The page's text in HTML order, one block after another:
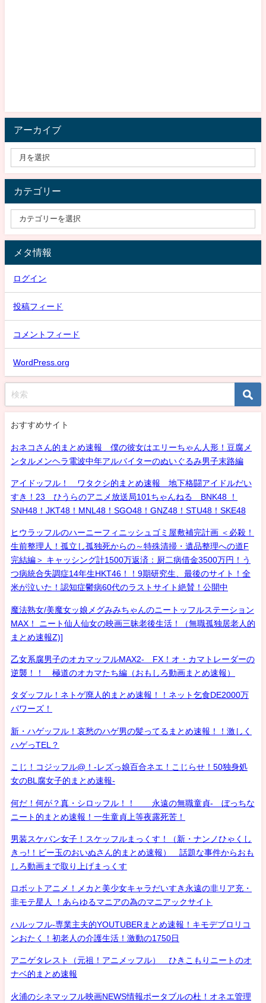
アーカイブ
カテゴリー
メタ情報
ログイン
投稿フィード
コメントフィード
WordPress.org
おすすめサイト
おネコさん的まとめ速報 僕の彼女はエリーちゃん人形！豆腐メ
ンタルメンヘラ電波中年アルバイターのぬいぐるみ男子末路編
アイドッフル！ ワタクシ的まとめ速報 地下格闘アイドルだい
すき！23 ひうらのアニメ放送局101ちゃんねる BNK48 ！
SNH48！JKT48！MNL48！SGO48！GNZ48！STU48！SKE48
ヒウラッフルのハーニーフィニッシュゴミ屋敷補完計画 ＜必殺！
生前整理人！孤立し孤独死からの～特殊清掃・遺品整理への道F
完結編＞ キャッシング計1500万返済：厨二病借金3500万円！う
つ病統合失調症14年生HKT46！！9期研究生、最後のサイト！全
米が泣いた！認知症鬱病60代のラストサイト絶賛！公開中
魔法熟女/美魔女ッ娘メグみみちゃんのニートッフルステーション
MAX！ ニート仙人仙女の映画三昧老後生活！（無職孤独居老人的
まとめ速報Z)]
乙女系腐男子のオカマッフルMAX2- FX！オ・カマトレーダーの
逆襲！！ 極道のオカマたち編（おもしろ動画まとめ速報）
タダッフル！ネトゲ廃人的まとめ速報！！ネット乞食DE2000万
パワーズ！
新・ハゲッフル！哀愁のハゲ男の髪ってるまとめ速報！！激しく
ハゲっTEL？
こじ！コジッフル@！-レズっ娘百合ネエ！こじらせ！50独身処
女のBL腐女子的まとめ速報-
何だ！何が？真・シロッフル！！ 永遠の無職童貞- ぼっちな
ニート的まとめ速報！一生童貞上等夜露死苦！
男装スケバン女子！スケッフルまっくす！（新・ナンノひゃくし
きっ!！ビー玉のおいぬさん的まとめ速報） 話題な事件からおも
しろ動画まで取り上げまっくす
ロボットアニメ！メカと美少女キャラだいすき永遠の非リア充・
非モテ星人 ！あらゆるマニアの為のマニアックサイト
ハルッフル-専業主夫的YOUTUBERまとめ速報！キモデブロリコ
ンおたく！初老人の介護生活！激動の1750日
アニゲタレスト（元祖！アニメッフル） ひきこもりニートのオ
ナベ的まとめ速報
火浦のシネマッフル映画NEWS情報ポータブルの杜！オネエ管理